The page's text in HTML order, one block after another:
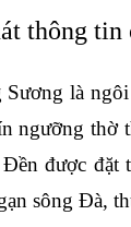
thông tin
là
ngưỡng thờ
Đền được
sông Đà,